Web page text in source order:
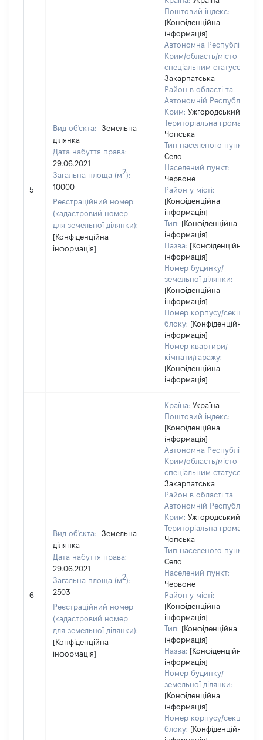
5
Вид об'єкта:
Земельна
ділянка
Дата набуття права:
29.06.2021
Загальна площа (м2):
10000
Реєстраційний номер
(кадастровий номер
для земельної ділянки):
[Конфіденційна
інформація]
Поштовий індекс:
[Конфіденційна
інформація]
Автономна Республіка
Крим/область/місто зі
спеціальним статусом:
Закарпатська
Район в області та
Автономній Республіці
Крим: Ужгородський
Територіальна громада:
Чопська
Тип населеного пункту:
Село
Населений пункт:
Червоне
Район у місті:
[Конфіденційна
інформація]
Тип: [Конфіденційна
інформація]
Назва: [Конфіденційна
інформація]
Номер будинку/
земельної ділянки:
[Конфіденційна
інформація]
Номер корпусу/секції/
блоку: [Конфіденційна
інформація]
Номер квартири/
кімнати/гаражу:
[Конфіденційна
інформація]
6
Вид об'єкта:
Земельна
ділянка
Дата набуття права:
29.06.2021
Загальна площа (м2):
2503
Реєстраційний номер
(кадастровий номер
для земельної ділянки):
[Конфіденційна
інформація]
Країна: Україна
Поштовий індекс:
[Конфіденційна
інформація]
Автономна Республіка
Крим/область/місто зі
спеціальним статусом:
Закарпатська
Район в області та
Автономній Республіці
Крим: Ужгородський
Територіальна громада:
Чопська
Тип населеного пункту:
Село
Населений пункт:
Червоне
Район у місті:
[Конфіденційна
інформація]
Тип: [Конфіденційна
інформація]
Назва: [Конфіденційна
інформація]
Номер будинку/
земельної ділянки:
[Конфіденційна
інформація]
Номер корпусу/секції/
блоку: [Конфіденційна